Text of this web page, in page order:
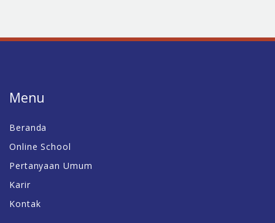
Menu
Beranda
Online School
Pertanyaan Umum
Karir
Kontak